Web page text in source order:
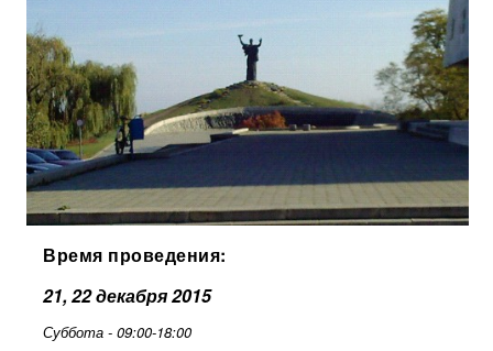
Время проведения:
21, 22 декабря 2015
Суббота - 09:00-18:00